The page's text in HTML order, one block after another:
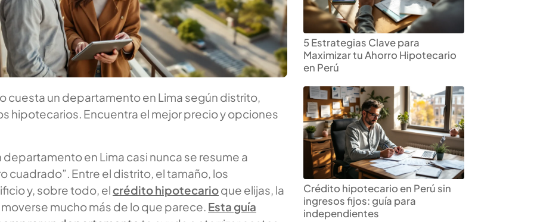
cuesta un departamento en Lima según distrito,
hipotecarios. Encuentra el mejor precio y opciones
departamento en Lima casi nunca se resume a
cuadrado”. Entre el distrito, el tamaño, los
y, sobre todo, el crédito hipotecarioque elijas, la
mucho más de lo que parece. Esta guía
5 Estrategias Clave para
Maximizar tu Ahorro Hipotecario
en Perú
Crédito hipotecario en Perú sin
ingresos fijos: guía para
independientes